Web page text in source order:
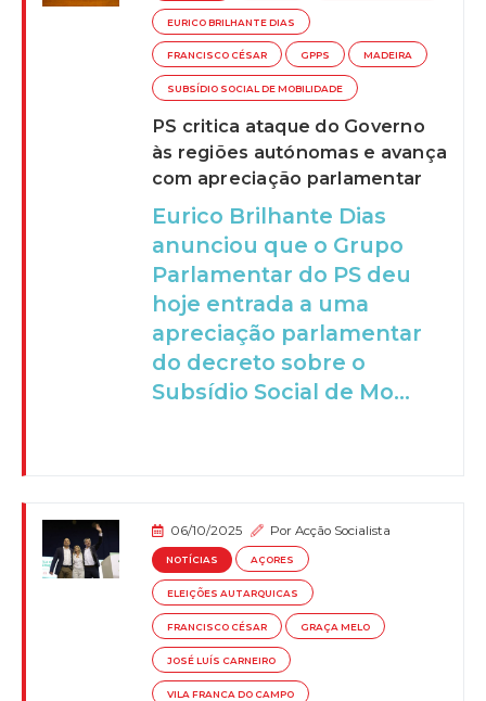
EURICO BRILHANTE DIAS
FRANCISCO CÉSAR GPPS MADEIRA
SUBSÍDIO SOCIAL DE MOBILIDADE
PS critica ataque do Governo
às regiões autónomas e avança
com apreciação parlamentar
Eurico Brilhante Dias
anunciou que o Grupo
Parlamentar do PS deu
hoje entrada a uma
apreciação parlamentar
do decreto sobre o
Subsídio Social de Mo...
06/10/2025 PorAcção Socialista
NOTÍCIAS AÇORES
ELEIÇÕES AUTARQUICAS
FRANCISCO CÉSAR GRAÇA MELO
JOSÉ LUÍS CARNEIRO
VILA FRANCA DO CAMPO